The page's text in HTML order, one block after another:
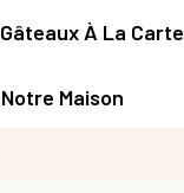
Gâteaux À La Carte
Notre Maison